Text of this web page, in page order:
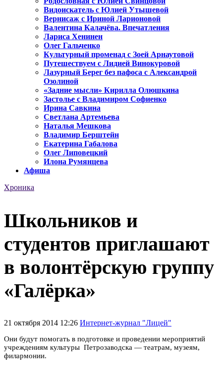
Видоискатель с Юлией Утышевой
Вернисаж с Ириной Ларионовой
Валентина Калачёва. Впечатления
Лариса Хенинен
Олег Гальченко
Культурный променад с Зоей Арнаутовой
Путешествуем с Лидией Винокуровой
Лазурный Берег без пафоса с Александрой
Озолиной
«Задние мысли» Кирилла Олюшкина
Застолье с Владимиром Софиенко
Ирина Савкина
Светлана Артемьева
Наталья Мешкова
Владимир Берштейн
Екатерина Габалова
Олег Липовецкий
Илона Румянцева
Афиша
Хроника
Школьников и
студентов приглашают
в волонтёрскую группу
«Галёрка»
21 октября 2014 12:26 Интернет-журнал "Лицей"
Они будут помогать в подготовке и проведении мероприятий
учреждениям культуры Петрозаводска — театрам, музеям,
филармонии.